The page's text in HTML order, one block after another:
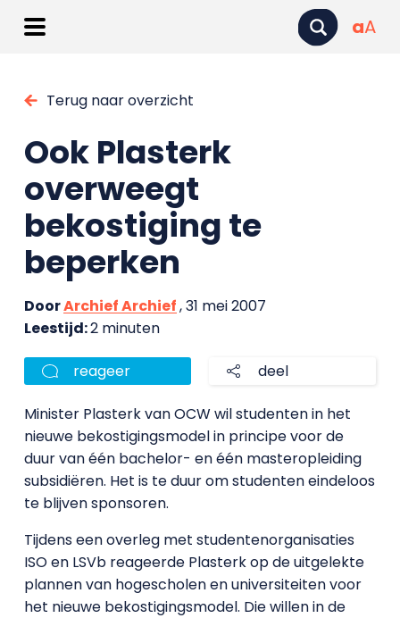
aA
Terug naar overzicht
Ook Plasterk
overweegt
bekostiging te
beperken
DoorArchief Archief, 31 mei 2007
Leestijd:2 minuten
reageer deel
Minister Plasterk van OCW wil studenten in het
nieuwe bekostigingsmodel in principe voor de
duur van één bachelor- en één masteropleiding
subsidiëren. Het is te duur om studenten eindeloos
te blijven sponsoren.
Tijdens een overleg met studentenorganisaties
ISO en LSVb reageerde Plasterk op de uitgelekte
plannen van hogescholen en universiteiten voor
het nieuwe bekostigingsmodel. Die willen in de